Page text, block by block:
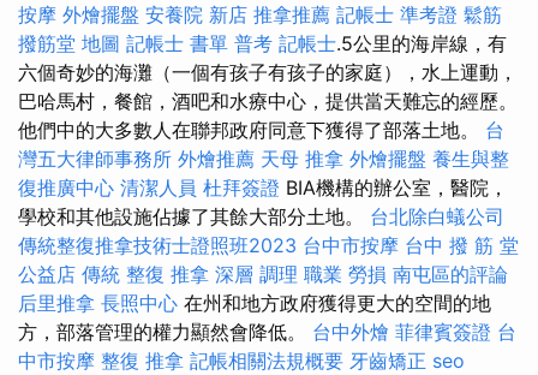
按摩 外燴擺盤 安養院 新店 推拿推薦 記帳士 準考證 鬆筋
撥筋堂 地圖 記帳士 書單 普考 記帳士.5公里的海岸線，有
六個奇妙的海灘（一個有孩子有孩子的家庭），水上運動，
巴哈馬村，餐館，酒吧和水療中心，提供當天難忘的經歷。
他們中的大多數人在聯邦政府同意下獲得了部落土地。 台
灣五大律師事務所 外燴推薦 天母 推拿 外燴擺盤 養生與整
復推廣中心 清潔人員 杜拜簽證 BIA機構的辦公室，醫院，
學校和其他設施佔據了其餘大部分土地。 台北除白蟻公司
傳統整復推拿技術士證照班2023 台中市按摩 台中 撥 筋 堂
公益店 傳統 整復 推拿 深層 調理 職業 勞損 南屯區的評論
后里推拿 長照中心 在州和地方政府獲得更大的空間的地
方，部落管理的權力顯然會降低。 台中外燴 菲律賓簽證 台
中市按摩 整復 推拿 記帳相關法規概要 牙齒矯正 seo